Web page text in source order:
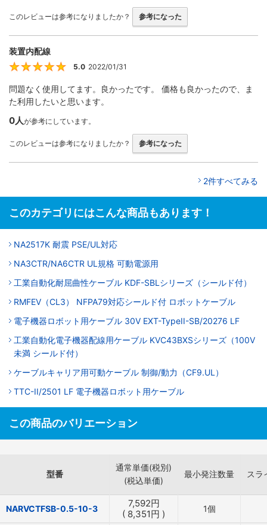
このレビューは参考になりましたか？ 参考になった
装置内配線
5.0 2022/01/31
問題なく使用してます。良かったです。 価格も良かったので、ま
た利用したいと思います。
0人が参考にしています。
このレビューは参考になりましたか？ 参考になった
2件すべてみる
このカテゴリにはこんな商品もあります！
NA2517K 耐震 PSE/UL対応
NA3CTR/NA6CTR UL規格 可動電源用
工業自動化耐屈曲性ケーブル KDF-SBLシリーズ（シールド付）
RMFEV（CL3） NFPA79対応シールド付 ロボットケーブル
電子機器ロボット用ケーブル 30V EXT-TypeII-SB/20276 LF
工業自動化電子機器配線用ケーブル KVC43BXSシリーズ（100V
未満 シールド付）
ケーブルキャリア用可動ケーブル 制御/動力（CF9.UL）
TTC-II/2501 LF 電子機器ロボット用ケーブル
この商品のバリエーション
型番
通常単価(税別)
(税込単価)
最小発注数量 スラ
NARVCTFSB-0.5-10-3 7,592円
( 8,351円 ) 1個